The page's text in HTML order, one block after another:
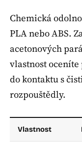
Chemická
PLA nebo ABS.
acetonových
vlastnost
do kontaktu s
rozpouštědly.
Vlastnost